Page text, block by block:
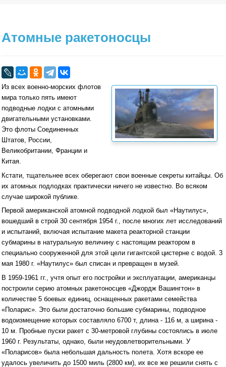
Атомные ракетоносцы
Из всех военно-морских флотов
мира только пять имеют
подводные лодки с атомными
двигательными установками.
Это флоты Соединенных
Штатов, России,
Великобритании, Франции и
Китая.
Кстати, тщательнее всех оберегают свои военные секреты китайцы. Об
их атомных подлодках практически ничего не известно. Во всяком
случае широкой публике.
Первой американской атомной подводной лодкой был «Наутилус»,
вошедший в строй 30 сентября 1954 г., после многих лет исследований
и испытаний, включая испытание макета реакторной станции
субмарины в натуральную величину с настоящим реактором в
специально сооруженной для этой цели гигантской цистерне с водой. 3
мая 1980 г. «Наутилус» был списан и превращен в музей.
В 1959-1961 гг., учтя опыт его постройки и эксплуатации, американцы
построили серию атомных ракетоносцев «Джордж Вашингтон» в
количестве 5 боевых единиц, оснащенных ракетами семейства
«Поларис». Это были достаточно большие субмарины, подводное
водоизмещение которых составляло 6700 т, длина - 116 м, а ширина -
10 м. Пробные пуски ракет с 30-метровой глубины состоялись в июле
1960 г. Результаты, однако, были неудовлетворительными. У
«Поларисов» была небольшая дальность полета. Хотя вскоре ее
удалось увеличить до 1500 миль (2800 км), их все же решили снять с